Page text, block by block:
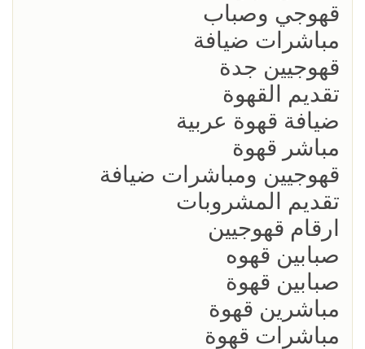
قهوجي وصباب
مباشرات ضيافة
قهوجيين جدة
تقديم القهوة
ضيافة قهوة عربية
مباشر قهوة
قهوجيين ومباشرات ضيافة
تقديم المشروبات
ارقام قهوجيين
صبابين قهوه
صبابين قهوة
مباشرين قهوة
مباشرات قهوة